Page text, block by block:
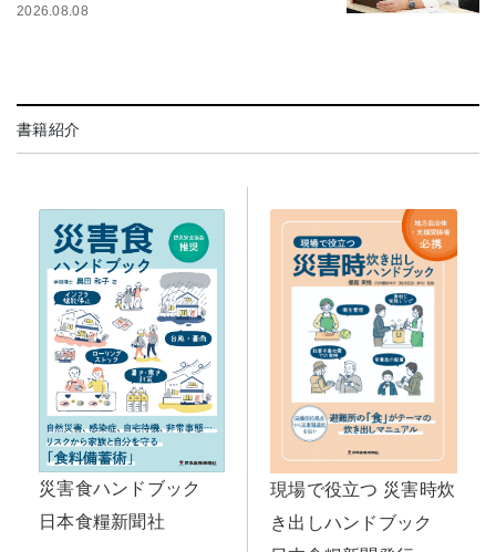
2026.08.08
書籍紹介
災害食ハンドブック
日本食糧新聞社
現場で役立つ 災害時炊
き出しハンドブック